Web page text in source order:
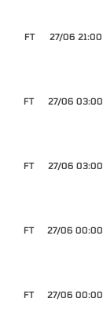
27/06 21:00
FT
27/06 03:00
FT
27/06 03:00
FT
27/06 00:00
FT
27/06 00:00
FT